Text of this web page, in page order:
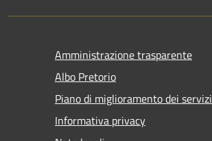
Amministrazione trasparente
Albo Pretorio
Piano di miglioramento dei servizi
Informativa privacy